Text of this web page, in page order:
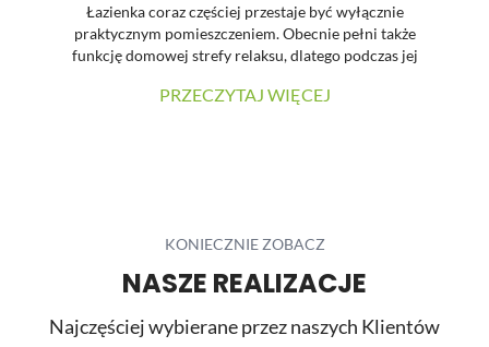
Łazienka coraz częściej przestaje być wyłącznie
praktycznym pomieszczeniem. Obecnie pełni także
funkcję domowej strefy relaksu, dlatego podczas jej
materiałów oraz łatwość utrzymania powierzchni w
PRZECZYTAJ WIĘCEJ
KONIECZNIE ZOBACZ
NASZE REALIZACJE
Najczęściej wybierane przez naszych Klientów